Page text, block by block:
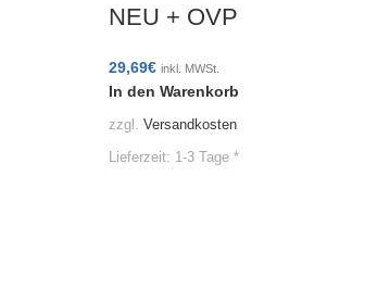
NEU + OVP
29,69€ inkl. MWSt.
In den Warenkorb
zzgl.Versandkosten
Lieferzeit: 1-3 Tage *